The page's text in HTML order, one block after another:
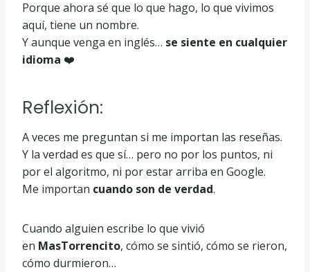
Porque ahora sé que lo que hago, lo que vivimos
aquí, tiene un nombre.
Y aunque venga en inglés… se siente en cualquier
idioma ❤️
Reflexión:
A veces me preguntan si me importan las reseñas.
Y la verdad es que sí… pero no por los puntos, ni
por el algoritmo, ni por estar arriba en Google.
Me importan cuando son de verdad.
Cuando alguien escribe lo que vivió
en MasTorrencito, cómo se sintió, cómo se rieron,
cómo durmieron…